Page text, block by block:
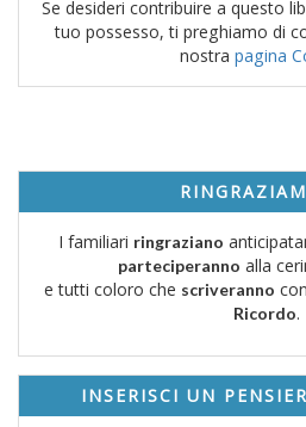
Se desideri contribuire a questo
tuo possesso, ti preghiamo di
nostra pagina
I familiari ringraziano
parteciperanno alla
e tutti coloro che scriveranno con
Ricordo.
INSERISCI UN